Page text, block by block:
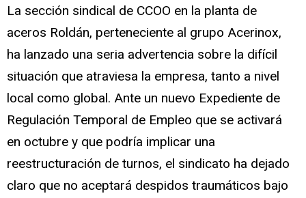
La sección sindical de CCOO en la planta de
aceros Roldán, perteneciente al grupo Acerinox,
ha lanzado una seria advertencia sobre la difícil
situación que atraviesa la empresa, tanto a nivel
local como global. Ante un nuevo Expediente de
Regulación Temporal de Empleo que se activará
en octubre y que podría implicar una
reestructuración de turnos, el sindicato ha dejado
claro que no aceptará despidos traumáticos bajo